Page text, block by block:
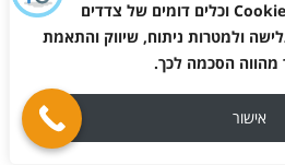
וכלים דומים של צדדים
ולמטרות ניתוח, שיווק והתאמת
הסכמה לכך.
אישור
מפת האתר
הפרטיות